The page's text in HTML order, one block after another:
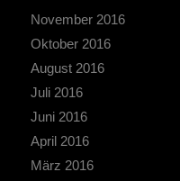
November 2016
Oktober 2016
August 2016
Juli 2016
Juni 2016
April 2016
März 2016